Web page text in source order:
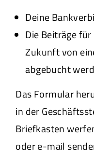
Deine
Die Beiträge
Zukunft von
abgebucht
Das Formular
in der
Briefkasten
oder e-mail